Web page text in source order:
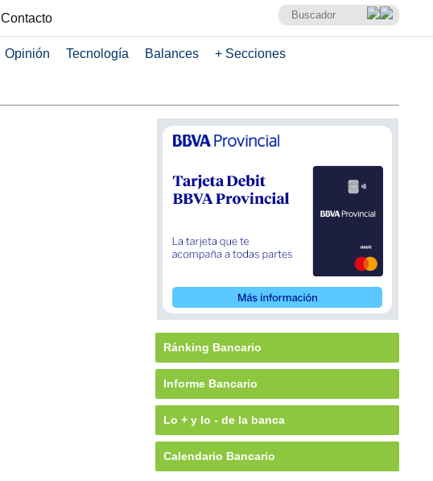
Contacto
Opinión Tecnología Balances + Secciones
Ránking Bancario
Informe Bancario
Lo + y lo - de la banca
Calendario Bancario